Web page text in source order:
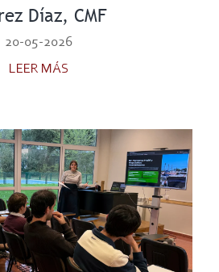
Díaz, CMF
20-05-2026
LEER MÁS